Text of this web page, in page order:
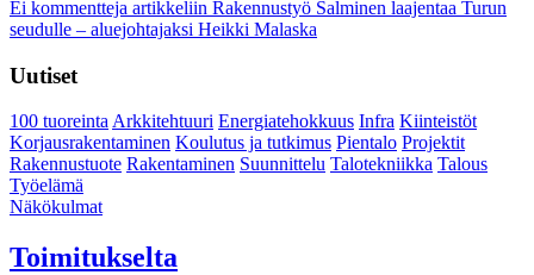
Ei kommentteja artikkeliin Rakennustyö Salminen laajentaa Turun
seudulle – aluejohtajaksi Heikki Malaska
Uutiset
100 tuoreintaArkkitehtuuri Energiatehokkuus Infra Kiinteistöt
Korjausrakentaminen Koulutus ja tutkimus Pientalo Projektit
Rakennustuote Rakentaminen Suunnittelu Talotekniikka Talous
Työelämä
Näkökulmat
Toimitukselta